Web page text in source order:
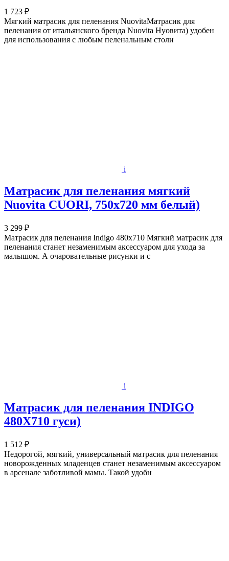
1 723 ₽
Мягкий матрасик для пеленания NuovitaМатрасик для
пеленания от итальянского бренда Nuovita Нуовита) удобен
для использования с любым пеленальным столи
i
Матрасик для пеленания мягкий
Nuovita CUORI, 750х720 мм белый)
3 299 ₽
Матрасик для пеленания Indigo 480х710 Мягкий матрасик для
пеленания станет незаменимым аксессуаром для ухода за
малышом. А очаровательные рисунки и с
i
Матрасик для пеленания INDIGO
480Х710 гуси)
1 512 ₽
Недорогой, мягкий, универсальный матрасик для пеленания
новорожденных младенцев станет незаменимым аксессуаром
в арсенале заботливой мамы. Такой удобн